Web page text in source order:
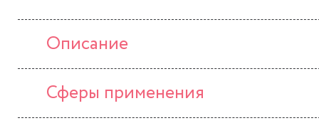
Описание
Сферы применения